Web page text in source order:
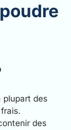
plupart des
des